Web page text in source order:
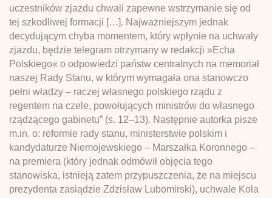
uczestników zjazdu chwali zapewne wstrzymanie się od
tej szkodliwej formacji […]. Najważniejszym jednak
decydującym chyba momentem, który wpłynie na uchwały
zjazdu, będzie telegram otrzymany w redakcji »Echa
Polskiego« o odpowiedzi państw centralnych na memoriał
naszej Rady Stanu, w którym wymagała ona stanowczo
pełni władzy – raczej własnego polskiego rządu z
regentem na czele, powołujących ministrów do własnego
rządzącego gabinetu” (s. 12–13). Następnie autorka pisze
m.in. o: reformie rady stanu, ministerstwie polskim i
kandydaturze Niemojewskiego – Marszałka Koronnego –
na premiera (który jednak odmówił objęcia tego
stanowiska, istnieją zatem przypuszczenia, że na miejscu
prezydenta zasiądzie Zdzisław Lubomirski), uchwale Koła